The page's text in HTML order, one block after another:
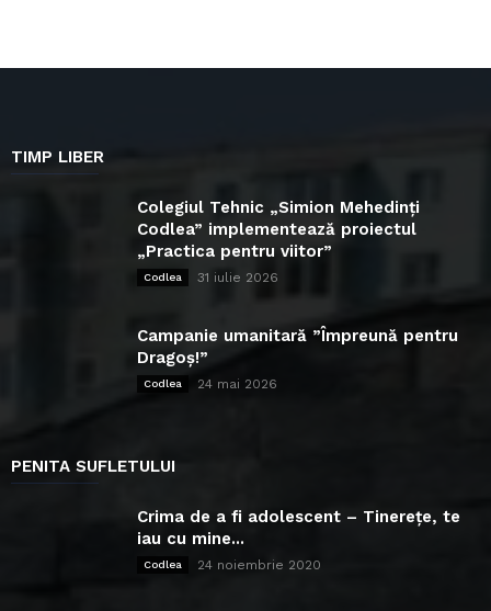
TIMP LIBER
Colegiul Tehnic „Simion Mehedinți
Codlea” implementează proiectul
„Practica pentru viitor”
Codlea 31 iulie 2026
Campanie umanitară ”Împreună pentru
Dragoș!”
Codlea 24 mai 2026
PENITA SUFLETULUI
Crima de a fi adolescent – Tinerețe, te
iau cu mine...
Codlea 24 noiembrie 2020